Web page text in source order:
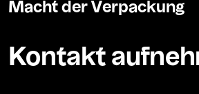
Macht der Verpackung
Kontakt